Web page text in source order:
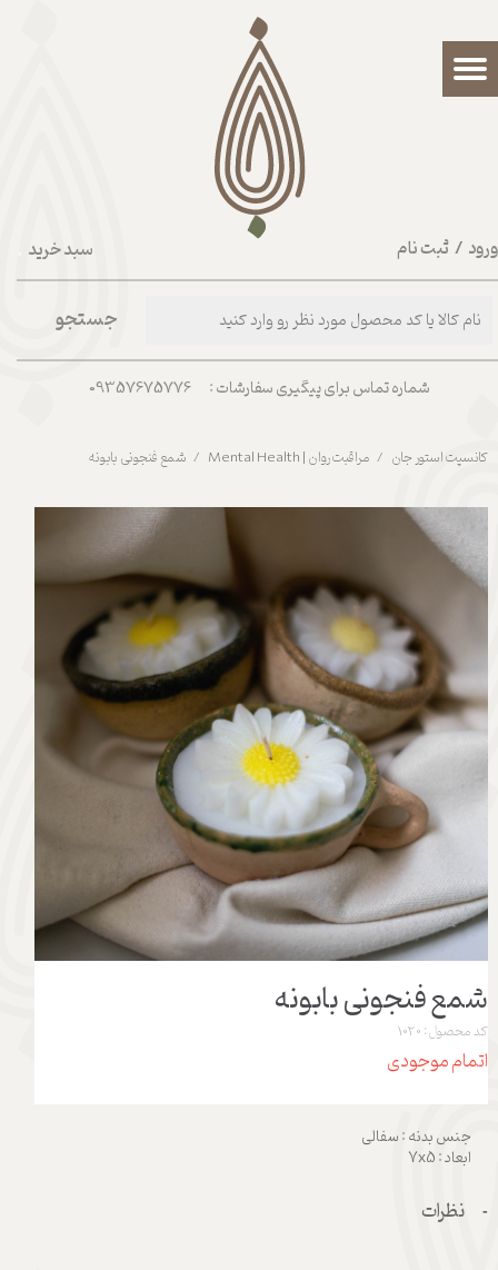
سبد خرید / ثبت نام
حساب کاربری من
تغییر گذر واژه
شماره تماس برای پیگیری سفارشات : 09357675776
جستجو
کانسپت استور جان مراقبت روان | Mental Health شمع فنجونی بابونه
شمع فنجونی بابونه
کد محصول: 1020
اتمام موجودی
جنس بدنه : سفالی
ابعاد : 7x5
نظرات